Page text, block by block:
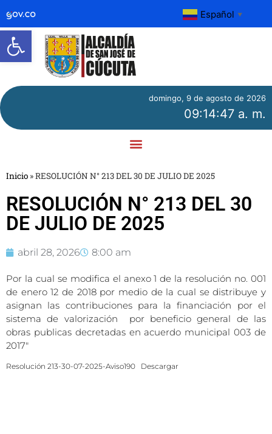
Abrir barra de herramientas
Español ▼
domingo, 9 de agosto de 2026
09:14:47 a. m.
Inicio »RESOLUCIÓN N° 213 DEL 30 DE JULIO DE 2025
RESOLUCIÓN N° 213 DEL 30
DE JULIO DE 2025
abril 28, 2026 8:00 am
Por la cual se modifica el anexo 1 de la resolución no. 001
de enero 12 de 2018 por medio de la cual se distribuye y
asignan las contribuciones para la financiación por el
sistema de valorización por beneficio general de las
obras publicas decretadas en acuerdo municipal 003 de
2017″
Resolución 213-30-07-2025-Aviso190 Descargar